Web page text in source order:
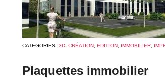
CATEGORIES: 3D CRÉATION EDITION IMMOBILIER
Plaquettes immobilier